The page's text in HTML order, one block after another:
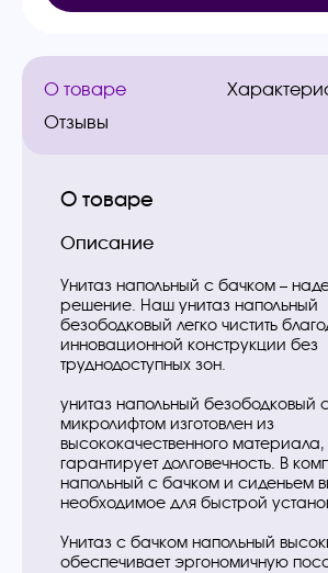
О товаре
Отзывы
О товаре
Описание
Унитаз напольный с бачком –
решение. Наш унитаз напольный
безободковый легко чистить
инновационной конструкции без
труднодоступных зон.
унитаз напольный безободковый
микролифтом изготовлен из
высококачественного материала,
гарантирует долговечность. В
напольный с бачком и сиденьем
необходимое для быстрой
Унитаз с бачком напольный
обеспечивает эргономичную